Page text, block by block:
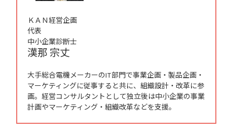
ＫＡＮ経営企画
代表
中小企業診断士
漢那 宗丈
大手総合電機メーカーのIT部門で事業企画・製品企画・
マーケティングに従事すると共に、組織設計・改革に参
画。経営コンサルタントとして独立後は中小企業の事業
計画やマーケティング・組織改革などを支援。